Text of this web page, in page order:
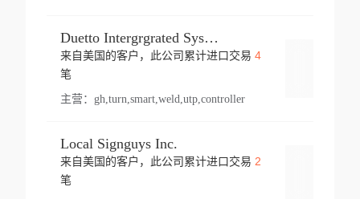
Duetto Intergrgrated Systems Inc.
来自美国的客户，此公司累计进口交易 4
笔
主营： gh,turn,smart,weld,utp,controller
Local Signguys Inc.
来自美国的客户，此公司累计进口交易 2
笔